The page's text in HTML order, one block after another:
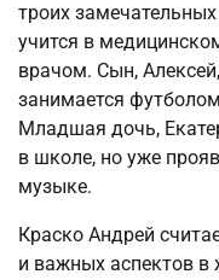
троих
учится в
врачом. Сын,
занимается
Младшая дочь,
в школе, но уже
музыке.
Краско Андрей
и важных аспектов в